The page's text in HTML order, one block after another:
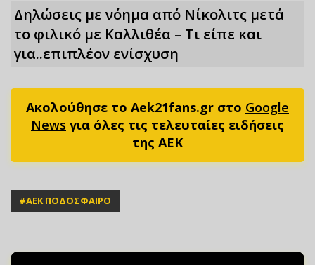
Δηλώσεις με νόημα από Νίκολιτς μετά
το φιλικό με Καλλιθέα – Τι είπε και
για..επιπλέον ενίσχυση
Ακολούθησε το Aek21fans.gr στο Google
News για όλες τις τελευταίες ειδήσεις
της ΑΕΚ
#ΑΕΚ ΠΟΔΟΣΦΑΙΡΟ